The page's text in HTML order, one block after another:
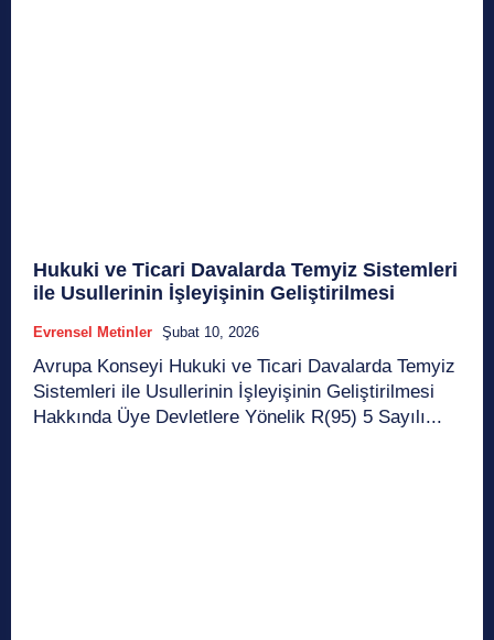
Hukuki ve Ticari Davalarda Temyiz Sistemleri
ile Usullerinin İşleyişinin Geliştirilmesi
Evrensel Metinler Şubat 10, 2026
Avrupa Konseyi Hukuki ve Ticari Davalarda Temyiz
Sistemleri ile Usullerinin İşleyişinin Geliştirilmesi
Hakkında Üye Devletlere Yönelik R(95) 5 Sayılı...